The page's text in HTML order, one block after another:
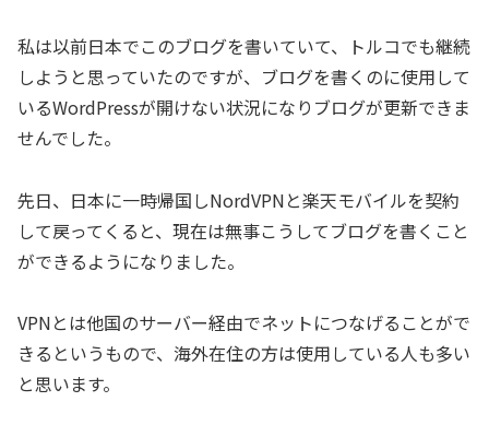
私は以前日本でこのブログを書いていて、トルコでも継続
しようと思っていたのですが、ブログを書くのに使用して
いるWordPressが開けない状況になりブログが更新できま
せんでした。
先日、日本に一時帰国しNordVPNと楽天モバイルを契約
して戻ってくると、現在は無事こうしてブログを書くこと
ができるようになりました。
VPNとは他国のサーバー経由でネットにつなげることがで
きるというもので、海外在住の方は使用している人も多い
と思います。